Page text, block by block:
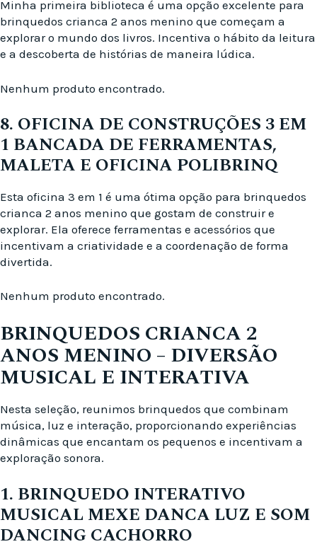
Minha primeira biblioteca é uma opção excelente para
brinquedos crianca 2 anos menino que começam a
explorar o mundo dos livros. Incentiva o hábito da leitura
e a descoberta de histórias de maneira lúdica.
Nenhum produto encontrado.
8. OFICINA DE CONSTRUÇÕES 3 EM
1 BANCADA DE FERRAMENTAS,
MALETA E OFICINA POLIBRINQ
Esta oficina 3 em 1 é uma ótima opção para brinquedos
crianca 2 anos menino que gostam de construir e
explorar. Ela oferece ferramentas e acessórios que
incentivam a criatividade e a coordenação de forma
divertida.
Nenhum produto encontrado.
BRINQUEDOS CRIANCA 2
ANOS MENINO – DIVERSÃO
MUSICAL E INTERATIVA
Nesta seleção, reunimos brinquedos que combinam
música, luz e interação, proporcionando experiências
dinâmicas que encantam os pequenos e incentivam a
exploração sonora.
1. BRINQUEDO INTERATIVO
MUSICAL MEXE DANCA LUZ E SOM
DANCING CACHORRO